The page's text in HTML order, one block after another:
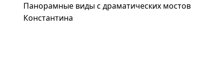
Панорамные виды с драматических мостов
Константина